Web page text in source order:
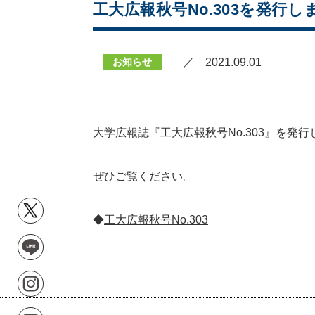
工大広報秋号No.303を発行し
お知らせ ／ 2021.09.01
大学広報誌『工大広報秋号No.303』を発行
ぜひご覧ください。
◆工大広報秋号No.303